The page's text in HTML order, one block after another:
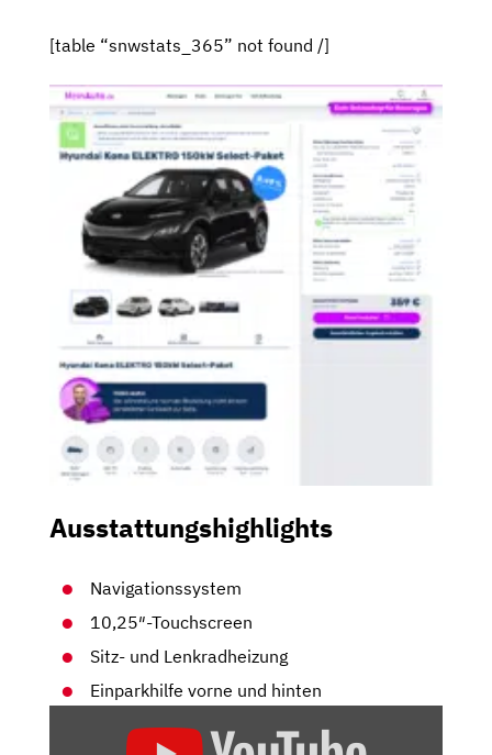
[table “snwstats_365” not found /]
Ausstattungshighlights
Navigationssystem
10,25″-Touchscreen
Sitz- und Lenkradheizung
Einparkhilfe vorne und hinten
ELEKTRO-